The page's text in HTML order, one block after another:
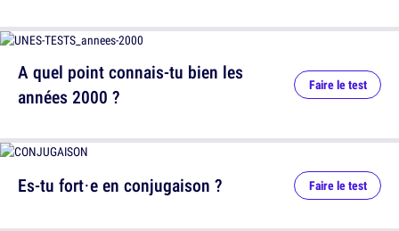
A quel point connais-tu bien les
années 2000 ?
Faire le test
Es-tu fort·e en conjugaison ? Faire le test